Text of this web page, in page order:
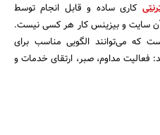
کاری ساده و قابل انجام توسط
آن سایت و بیزینس کار هر کسی نیست.
که می‌توانند الگویی مناسب برای
فعالیت مداوم، صبر، ارتقای خدمات و